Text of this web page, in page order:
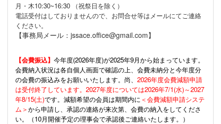
月・木10:30~16:30 （祝祭日を除く）
電話受付はしておりませんので、お問合せ等はメールにてご連絡
ください。
【事務局メール：jssace.office@gmail.com】
【会費振込】 今年度(2026年度)が2025年9月から始まっています。
会費納入状況は各自個人画面で確認の上、会費未納分と今年度分
の会費の振込みをお願いいたします。尚、 2026年度会費減額申請
は受付終了しています。2027年度については2026年7/1(水)～2027
年8/15(土)です。減額希望の会員は期間内に ＜会費減額申請システ
ム＞から申請し、承認の連絡が来次第、会費の納入をしてくださ
い。（10月開催予定の理事会で承認後ご連絡いたします。）